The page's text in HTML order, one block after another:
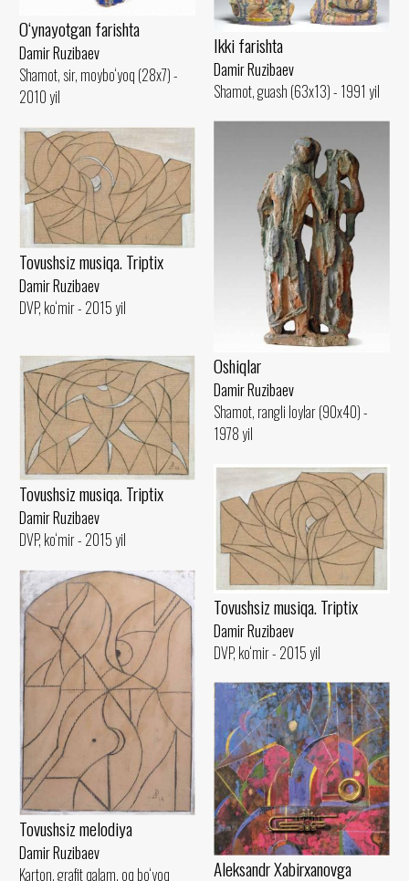
O‘ynayotgan farishta
Damir Ruzibaev
Shamot, sir, moybo‘yoq (28x7) -
2010 yil
Ikki farishta
Damir Ruzibaev
Shamot, guash (63x13) - 1991 yil
Oshiqlar
Damir Ruzibaev
Shamot, rangli loylar (90x40) -
1978 yil
Tovushsiz musiqa. Triptix
Damir Ruzibaev
DVP, ko‘mir - 2015 yil
Tovushsiz musiqa. Triptix
Damir Ruzibaev
DVP, ko‘mir - 2015 yil
Tovushsiz musiqa. Triptix
Damir Ruzibaev
DVP, ko‘mir - 2015 yil
Tovushsiz melodiya
Damir Ruzibaev
Karton, grafit qalam, oq bo‘yoq
Aleksandr Xabirxanovga